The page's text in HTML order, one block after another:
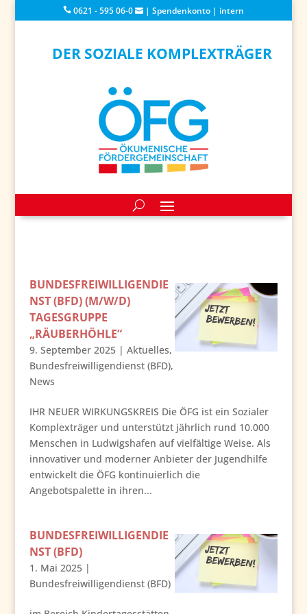
0621 - 595 06-0 | Spendenkonto| intern
DER SOZIALE KOMPLEXTRÄGER
BUNDESFREIWILLIGENDIE
NST (BFD) (M/W/D)
TAGESGRUPPE
„RÄUBERHÖHLE“
9. September 2025| Aktuelles,
Bundesfreiwilligendienst (BFD),
News
IHR NEUER WIRKUNGSKREIS Die ÖFG ist ein Sozialer
Komplexträger und unterstützt jährlich rund 10.000
Menschen in Ludwigshafen auf vielfältige Weise. Als
innovativer und moderner Anbieter der Jugendhilfe
entwickelt die ÖFG kontinuierlich die
Angebotspalette in ihren...
BUNDESFREIWILLIGENDIE
NST (BFD)
1. Mai 2025|
Bundesfreiwilligendienst (BFD)